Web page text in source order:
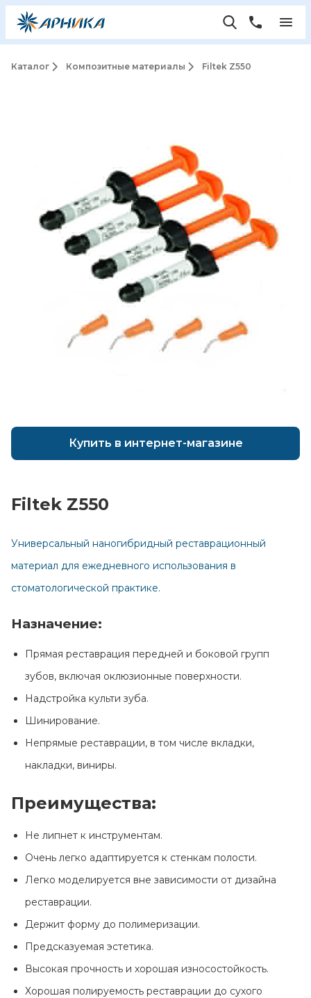
Главная
Каталог
Сотрудничество
Контакты
Каталог Композитные материалы Filtek Z550
Filtek Z550
Универсальный наногибридный реставрационный
материал для ежедневного использования в
стоматологической практике.
Назначение:
Прямая реставрация передней и боковой групп
зубов, включая оклюзионные поверхности.
Надстройка культи зуба.
Шинирование.
Непрямые реставрации, в том числе вкладки,
накладки, виниры.
Преимущества:
Не липнет к инструментам.
Очень легко адаптируется к стенкам полости.
Легко моделируется вне зависимости от дизайна
реставрации.
Держит форму до полимеризации.
Предсказуемая эстетика.
Высокая прочность и хорошая износостойкость.
Хорошая полируемость реставрации до сухого
Купить в интернет-магазине